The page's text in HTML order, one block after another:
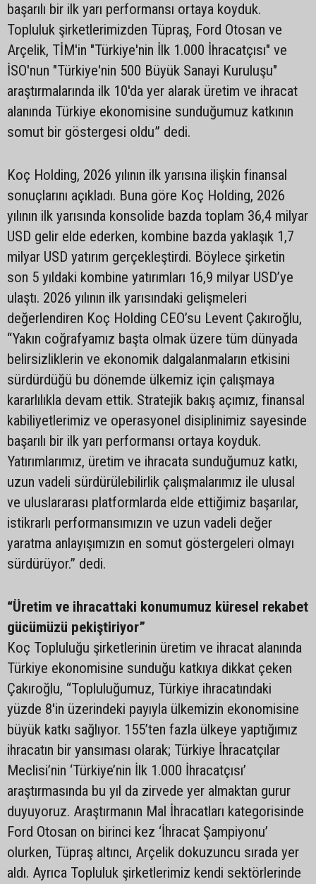
başarılı bir ilk yarı performansı ortaya koyduk.
Topluluk şirketlerimizden Tüpraş, Ford Otosan ve
Arçelik, TİM'in "Türkiye'nin İlk 1.000 İhracatçısı" ve
İSO'nun "Türkiye'nin 500 Büyük Sanayi Kuruluşu"
araştırmalarında ilk 10'da yer alarak üretim ve ihracat
alanında Türkiye ekonomisine sunduğumuz katkının
somut bir göstergesi oldu” dedi.
Koç Holding, 2026 yılının ilk yarısına ilişkin finansal
sonuçlarını açıkladı. Buna göre Koç Holding, 2026
yılının ilk yarısında konsolide bazda toplam 36,4 milyar
USD gelir elde ederken, kombine bazda yaklaşık 1,7
milyar USD yatırım gerçekleştirdi. Böylece şirketin
son 5 yıldaki kombine yatırımları 16,9 milyar USD’ye
ulaştı. 2026 yılının ilk yarısındaki gelişmeleri
değerlendiren Koç Holding CEO’su Levent Çakıroğlu,
“Yakın coğrafyamız başta olmak üzere tüm dünyada
belirsizliklerin ve ekonomik dalgalanmaların etkisini
sürdürdüğü bu dönemde ülkemiz için çalışmaya
kararlılıkla devam ettik. Stratejik bakış açımız, finansal
kabiliyetlerimiz ve operasyonel disiplinimiz sayesinde
başarılı bir ilk yarı performansı ortaya koyduk.
Yatırımlarımız, üretim ve ihracata sunduğumuz katkı,
uzun vadeli sürdürülebilirlik çalışmalarımız ile ulusal
ve uluslararası platformlarda elde ettiğimiz başarılar,
istikrarlı performansımızın ve uzun vadeli değer
yaratma anlayışımızın en somut göstergeleri olmayı
sürdürüyor.” dedi.
“Üretim ve ihracattaki konumumuz küresel rekabet
gücümüzü pekiştiriyor”
Koç Topluluğu şirketlerinin üretim ve ihracat alanında
Türkiye ekonomisine sunduğu katkıya dikkat çeken
Çakıroğlu, “Topluluğumuz, Türkiye ihracatındaki
yüzde 8'in üzerindeki payıyla ülkemizin ekonomisine
büyük katkı sağlıyor. 155’ten fazla ülkeye yaptığımız
ihracatın bir yansıması olarak; Türkiye İhracatçılar
Meclisi’nin ‘Türkiye’nin İlk 1.000 İhracatçısı’
araştırmasında bu yıl da zirvede yer almaktan gurur
duyuyoruz. Araştırmanın Mal İhracatları kategorisinde
Ford Otosan on birinci kez ‘İhracat Şampiyonu’
olurken, Tüpraş altıncı, Arçelik dokuzuncu sırada yer
aldı. Ayrıca Topluluk şirketlerimiz kendi sektörlerinde